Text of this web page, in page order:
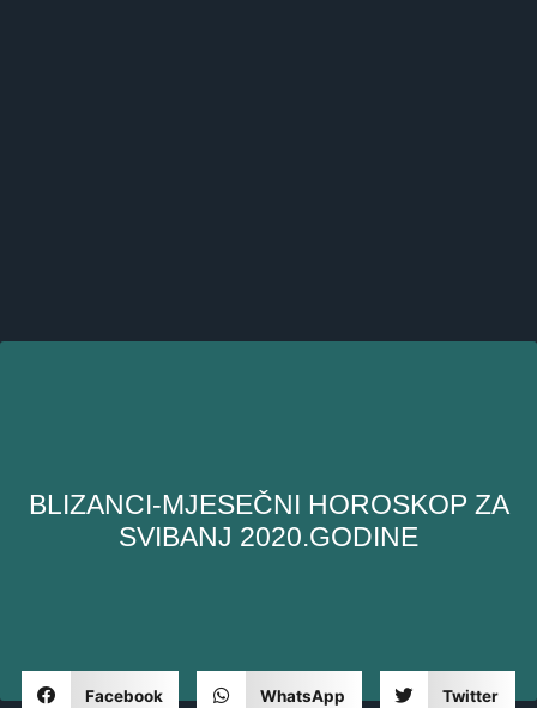
BLIZANCI-MJESEČNI HOROSKOP ZA
SVIBANJ 2020.GODINE
Facebook WhatsApp Twitter